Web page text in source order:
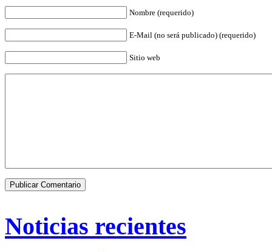
Nombre (requerido)
E-Mail (no será publicado) (requerido)
Sitio web
Noticias recientes